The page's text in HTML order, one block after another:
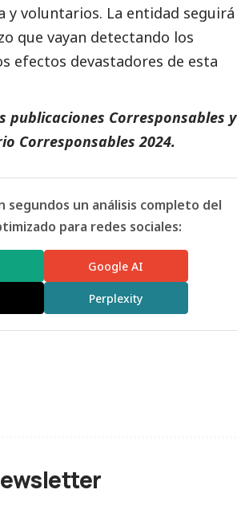
y voluntarios. La entidad seguirá
que vayan detectando los
efectos devastadores de esta
publicaciones Corresponsables y
Corresponsables 2024.
un análisis completo del
para redes sociales:
Google AI
Perplexity